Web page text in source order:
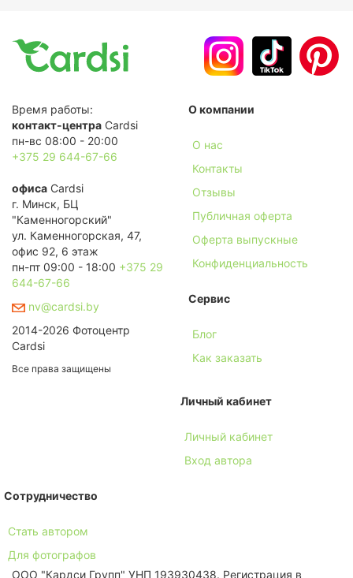
Время работы:
контакт-центра Cardsi
пн-вс 08:00 - 20:00
+375 29 644-67-66
офиса Cardsi
г. Минск, БЦ
"Каменногорский"
ул. Каменногорская, 47,
офис 92, 6 этаж
пн-пт 09:00 - 18:00 +375 29
644-67-66
nv@cardsi.by
2014-2026 Фотоцентр
Cardsi
Все права защищены
О компании
О нас
Контакты
Отзывы
Публичная оферта
Оферта выпускные
Конфиденциальность
Сервис
Блог
Как заказать
Личный кабинет
Личный кабинет
Вход автора
Сотрудничество
Стать автором
Для фотографов
ООО "Кардси Групп" УНП 193930438. Региcтрация в